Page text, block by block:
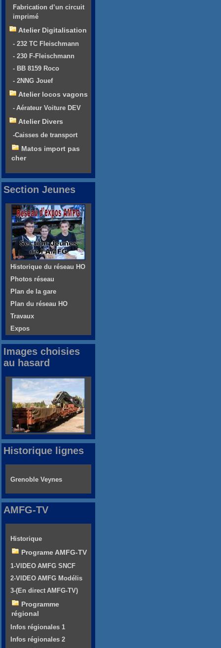
Fabrication d’un circuit
imprimé
Atelier Digitalisation
- 232 TC Fleischmann
- 230 F-Fleischmann
- BB 8159 Roco
- 2NNG Jouef
Atelier locos vagons
- Aérateur Voiture DEV
Atelier Divers
-Caisses de transport
Matos import pas
cher
Section Jeunes
Historique du réseau HO
Photos réseau
Plan de la gare
Plan du réseau HO
Travaux
Expos
Images choisies
au hasard
Historique lignes
Grenoble Veynes
AMFG-TV
Historique
Programe AMFG-TV
1-VIDEO AMFG SNCF
2-VIDEO AMFG Modélis
3-(En direct AMFG-TV)
Programme
régional
Infos régionales 1
Infos régionales 2